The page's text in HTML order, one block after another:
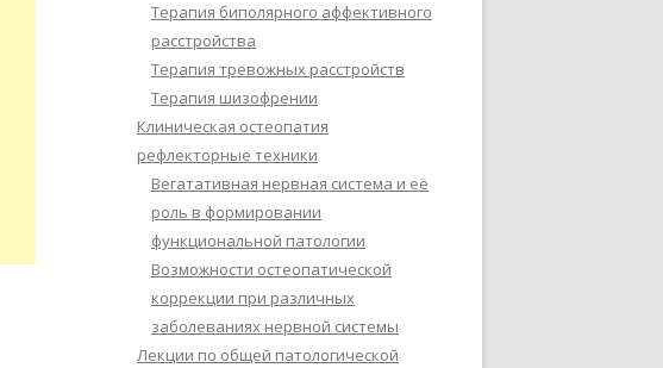
Терапия биполярного аффективного
расстройства
Терапия тревожных расстройств
Терапия шизофрении
Клиническая остеопатия
рефлекторные техники
Вегатативная нервная система и её
роль в формировании
функциональной патологии
Возможности остеопатической
коррекции при различных
заболеваниях нервной системы
Лекции по общей патологической